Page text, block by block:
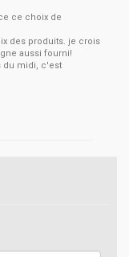
ce choix de
des produits. je crois
aussi fourni!
du midi, c'est